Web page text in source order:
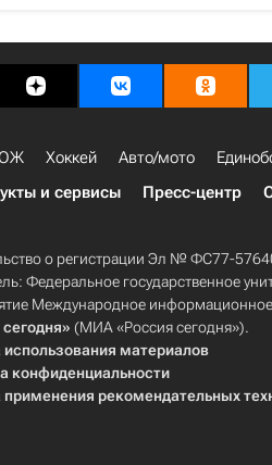
Хоккей Авто/мото
и сервисы Пресс-центр
о регистрации Эл № ФС77-
Федеральное государственное
Международное информационное
(МИА «Россия сегодня»).
использования материалов
конфиденциальности
применения рекомендательных